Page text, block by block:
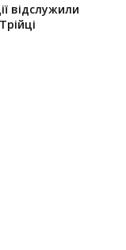
відслужили